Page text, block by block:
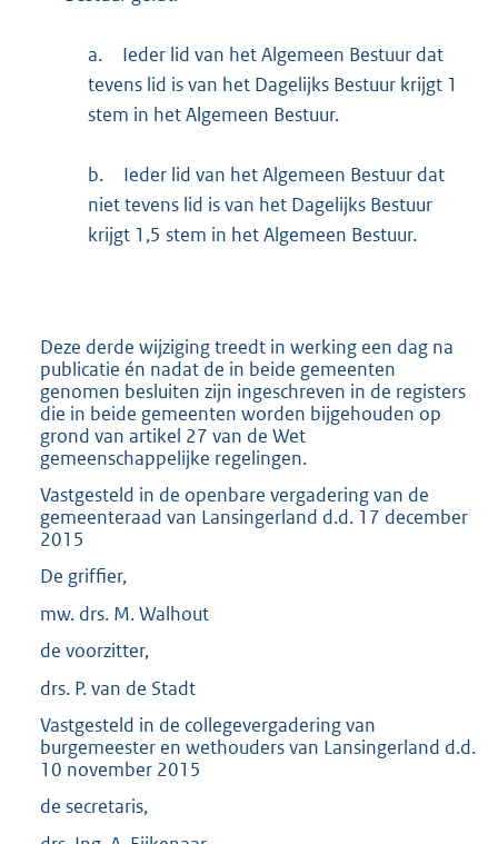
a.
Ieder lid van het Algemeen Bestuur dat
tevens lid is van het Dagelijks Bestuur krijgt 1
stem in het Algemeen Bestuur.
b.
Ieder lid van het Algemeen Bestuur dat
niet tevens lid is van het Dagelijks Bestuur
krijgt 1,5 stem in het Algemeen Bestuur.
Deze derde wijziging treedt in werking een dag na
publicatie én nadat de in beide gemeenten
genomen besluiten zijn ingeschreven in de registers
die in beide gemeenten worden bijgehouden op
grond van artikel 27 van de Wet
gemeenschappelijke regelingen.
Vastgesteld in de openbare vergadering van de
gemeenteraad van Lansingerland d.d. 17 december
2015
De griffier,
mw. drs. M. Walhout
de voorzitter,
drs. P. van de Stadt
Vastgesteld in de collegevergadering van
burgemeester en wethouders van Lansingerland d.d.
10 november 2015
de secretaris,